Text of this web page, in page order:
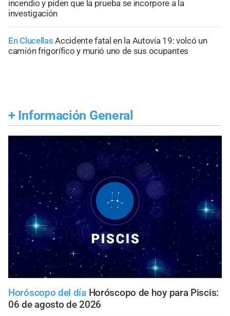
incendio y piden que la prueba se incorpore a la
investigación
En Clucellas Accidente fatal en la Autovía 19: volcó un
camión frigorífico y murió uno de sus ocupantes
+ Información General
Horóscopo del día Horóscopo de hoy para Piscis:
06 de agosto de 2026